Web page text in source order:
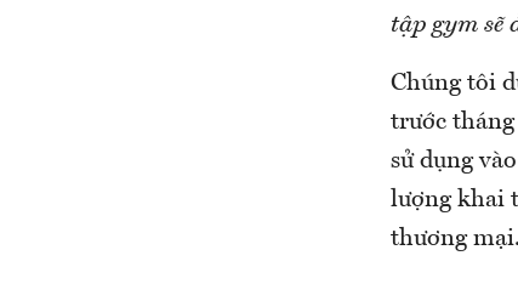
tập gym sẽ
Chúng tôi
trước
sử dụng
lượng khai
thương mại.